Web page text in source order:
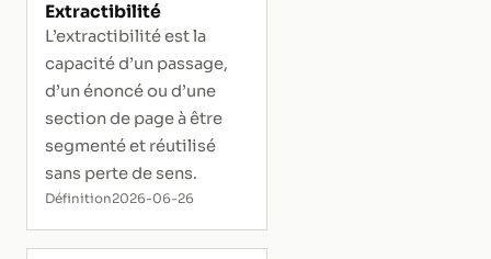
Extractibilité
L’extractibilité est la
capacité d’un passage,
d’un énoncé ou d’une
section de page à être
segmenté et réutilisé
sans perte de sens.
Définition2026-06-26